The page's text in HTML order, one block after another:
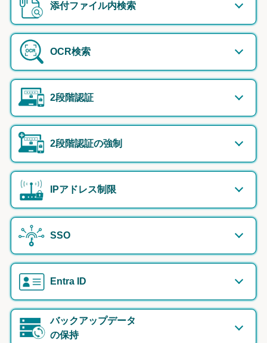
添付ファイル内検索
OCR検索
2段階認証
2段階認証の強制
IPアドレス制限
SSO
Entra ID
バックアップデータ
の保持